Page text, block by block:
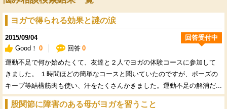
ヨガで得られる効果と謎の涙
2015/09/04
Good！ 0 回答 0
回答受付中
運動不足で何か始めたくて、友達と２人でヨガの体験コースに参加して
きました。 １時間ほどの簡単なコースと聞いていたのですが、ポーズの
キープ等結構筋肉も使い、汗をたくさんかきました。運動不足の解消だ...
股関節に障害のある母がヨガを習うこと